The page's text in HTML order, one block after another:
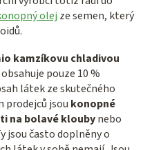
olej ze semen, který
kamzíkovu chladivou
pouze 10 %
látek ze skutečného
prodejců jsou konopné
na bolavé kloubynebo
jsou často doplněny o